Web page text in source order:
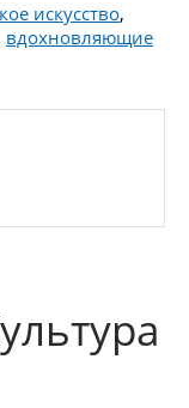
искусство,
вдохновляющие